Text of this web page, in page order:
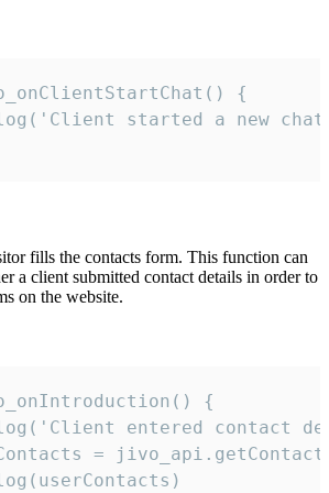
{
started a new
fills the contacts form. This function can
a client submitted contact details in order to
on the website.
{
entered contact
=